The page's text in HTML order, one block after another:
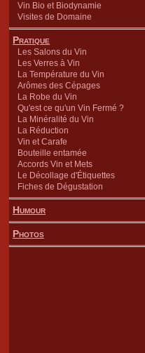
Vin Bio et Biodynamie
Visites de Domaine
Pratique
Les Salons du Vin
Les Verres à Vin
La Température du Vin
Arômes des Cépages
La Robe du Vin
Qu'est ce qu'un Vin Fermé ?
La Minéralité du Vin
La Réduction
Vin et Carafe
Bouteille entamée
Accords Vin et Mets
Le Décollage d'Étiquettes
Fiches de Dégustation
Humour
Photos